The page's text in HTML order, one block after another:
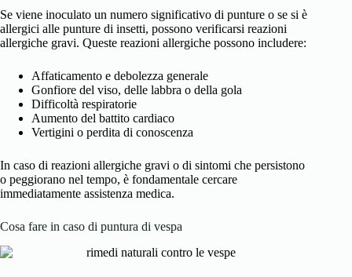
Se viene inoculato un numero significativo di punture o se si è
allergici alle punture di insetti, possono verificarsi reazioni
allergiche gravi. Queste reazioni allergiche possono includere:
Affaticamento e debolezza generale
Gonfiore del viso, delle labbra o della gola
Difficoltà respiratorie
Aumento del battito cardiaco
Vertigini o perdita di conoscenza
In caso di reazioni allergiche gravi o di sintomi che persistono
o peggiorano nel tempo, è fondamentale cercare
immediatamente assistenza medica.
Cosa fare in caso di puntura di vespa